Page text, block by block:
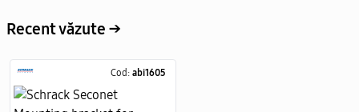
Recent văzute →
Cod: abi1605